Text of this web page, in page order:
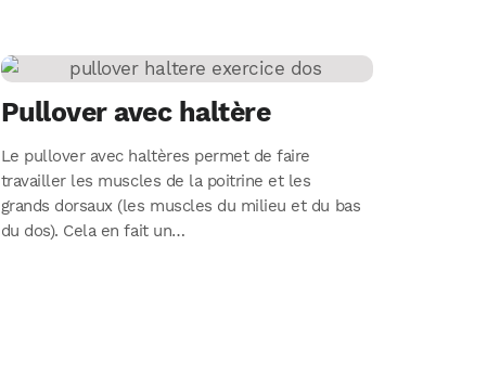
Pullover avec haltère
Le pullover avec haltères permet de faire
travailler les muscles de la poitrine et les
grands dorsaux (les muscles du milieu et du bas
du dos). Cela en fait un…